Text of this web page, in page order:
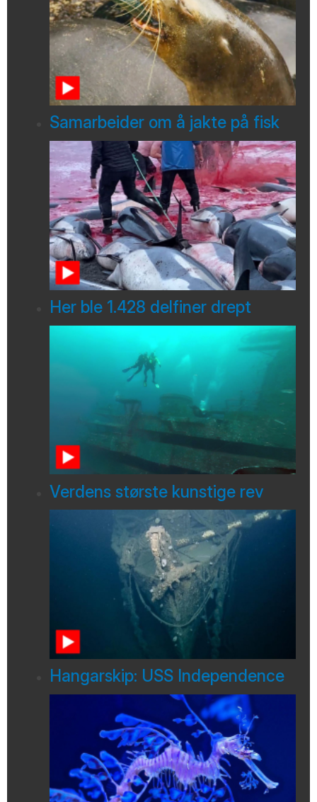
Samarbeider om å jakte på fisk
Her ble 1.428 delfiner drept
Verdens største kunstige rev
Hangarskip: USS Independence